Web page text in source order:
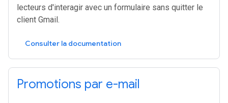
lecteurs d'interagir avec un formulaire sans quitter le
client Gmail.
Consulter la documentation
Promotions par e-mail